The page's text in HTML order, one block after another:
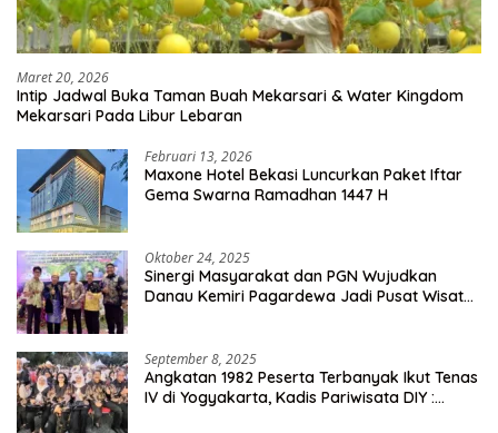
Maret 20, 2026
Intip Jadwal Buka Taman Buah Mekarsari & Water Kingdom
Mekarsari Pada Libur Lebaran
Februari 13, 2026
Maxone Hotel Bekasi Luncurkan Paket Iftar
Gema Swarna Ramadhan 1447 H
Oktober 24, 2025
Sinergi Masyarakat dan PGN Wujudkan
Danau Kemiri Pagardewa Jadi Pusat Wisata
September 8, 2025
Angkatan 1982 Peserta Terbanyak Ikut Tenas
IV di Yogyakarta, Kadis Pariwisata DIY :